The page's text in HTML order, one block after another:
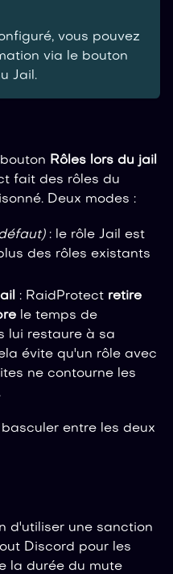
vous pouvez
via le bouton
Jail.
Rôles lors du jail
fait des rôles du
Deux modes :
: le rôle Jail est
des rôles existants
: RaidProtect retire
le temps de
lui restaure à sa
évite qu'un rôle avec
ne contourne les
entre les deux
d'utiliser une sanction
Discord pour les
la durée du mute